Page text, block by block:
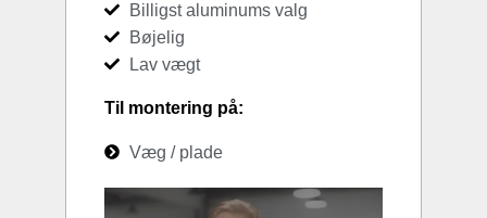
Billigst aluminums valg
Bøjelig
Lav vægt
Til montering på:
Væg / plade